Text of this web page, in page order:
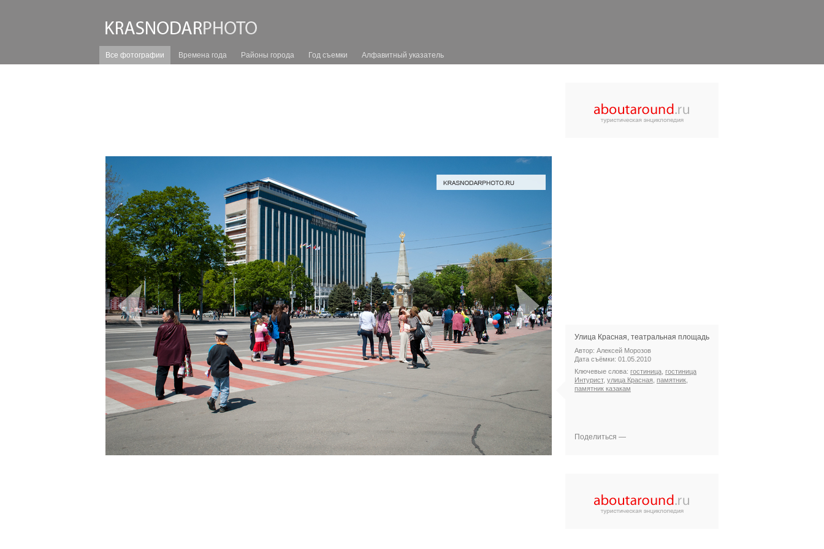
Все фотографии Времена года Районы города Год съемки Алфавитный указатель
Улица Красная, театральная площадь
Автор: Алексей Морозов
Дата съёмки: 01.05.2010
Ключевые слова: гостиница гостиница
Интурист, улица Красная памятник
памятник казакам
Поделиться —